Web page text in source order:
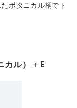
ボタニカル柄でト
カル）＋E